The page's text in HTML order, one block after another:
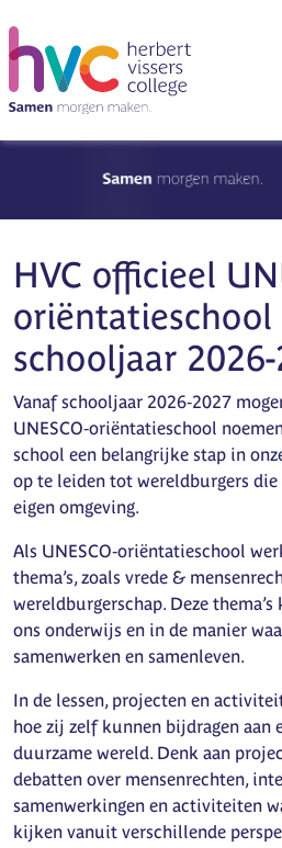
HVC officieel
oriëntatieschool
schooljaar
Vanaf schooljaar 2026‑2027
UNESCO‑oriëntatieschool
school een belangrijke stap in
op te leiden tot wereldburgers
eigen omgeving.
Als UNESCO‑oriëntatieschool
thema’s, zoals vrede &
wereldburgerschap. Deze
ons onderwijs en in de manier
samenwerken en samenleven.
In de lessen, projecten en
hoe zij zelf kunnen bijdragen aan
duurzame wereld. Denk aan
debatten over mensenrechten,
samenwerkingen en activiteiten
kijken vanuit verschillende